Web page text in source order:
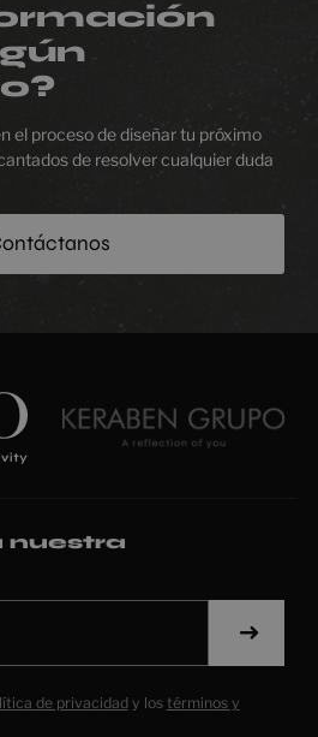
el proceso de diseñar tu próximo
de resolver cualquier duda
nuestra
de privacidady los términos y